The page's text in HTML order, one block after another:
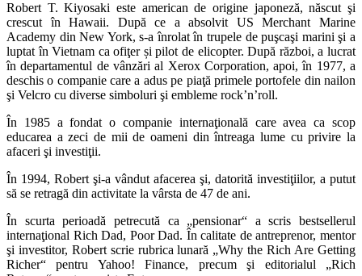
Robert T. Kiyosaki este american de origine japoneză, născut şi
crescut în Hawaii. După ce a absolvit US Merchant Marine
Academy din New York, s‑a înrolat în trupele de puşcaşi marini şi a
luptat în Vietnam ca ofiţer și pilot de elicopter. După război, a lucrat
în departamentul de vânzări al Xerox Corporation, apoi, în 1977, a
deschis o companie care a adus pe piaţă primele portofele din nailon
şi Velcro cu diverse simboluri şi embleme rock’n’roll.
În 1985 a fondat o companie internaţională care avea ca scop
educarea a zeci de mii de oameni din întreaga lume cu privire la
afaceri şi investiţii.
În 1994, Robert şi‑a vândut afacerea şi, datorită investiţiilor, a putut
să se retragă din activitate la vârsta de 47 de ani.
În scurta perioadă petrecută ca „pensionar“ a scris bestsellerul
internaţional Rich Dad, Poor Dad. În calitate de antreprenor, mentor
şi investitor, Robert scrie rubrica lunară „Why the Rich Are Getting
Richer“ pentru Yahoo! Finance, precum şi editorialul „Rich